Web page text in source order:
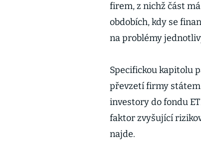
firem, z nichž část
obdobích, kdy se
na problémy
Specifickou kapitolu
převzetí firmy
investory do fondu
faktor zvyšující
najde.